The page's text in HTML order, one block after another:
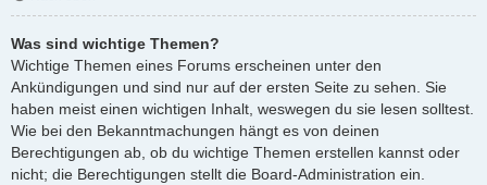
Was sind wichtige Themen?
Wichtige Themen eines Forums erscheinen unter den
Ankündigungen und sind nur auf der ersten Seite zu sehen. Sie
haben meist einen wichtigen Inhalt, weswegen du sie lesen solltest.
Wie bei den Bekanntmachungen hängt es von deinen
Berechtigungen ab, ob du wichtige Themen erstellen kannst oder
nicht; die Berechtigungen stellt die Board-Administration ein.